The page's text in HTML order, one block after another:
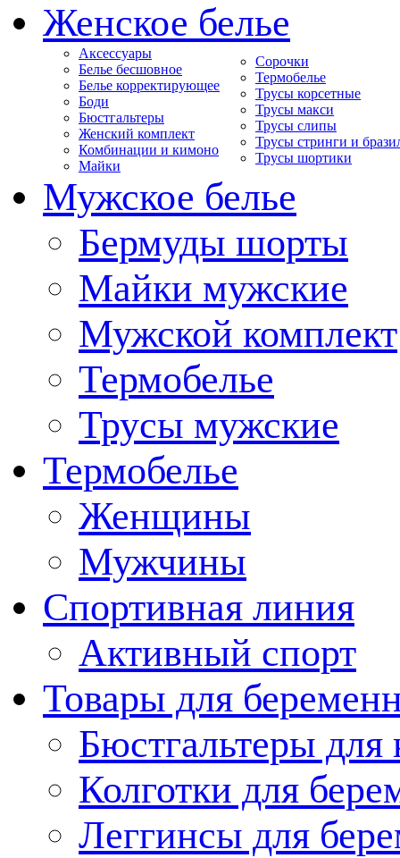
Женское белье
Аксессуары
Белье бесшовное
Белье корректирующее
Боди
Бюстгальтеры
Женский комплект
Комбинации и кимоно
Майки
Сорочки
Термобелье
Трусы корсетные
Трусы макси
Трусы слипы
Трусы стринги и
Трусы шортики
Мужское белье
Бермуды шорты
Майки мужские
Мужской комплект
Термобелье
Трусы мужские
Термобелье
Женщины
Мужчины
Спортивная линия
Активный спорт
Товары для
Бюстгальтеры
Колготки для
Леггинсы для